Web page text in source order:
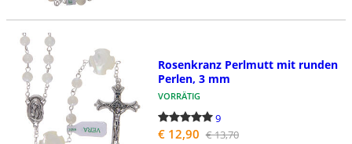
Rosenkranz Perlmutt mit runden
Perlen, 3 mm
VORRÄTIG
9
€ 12,90 € 13,70